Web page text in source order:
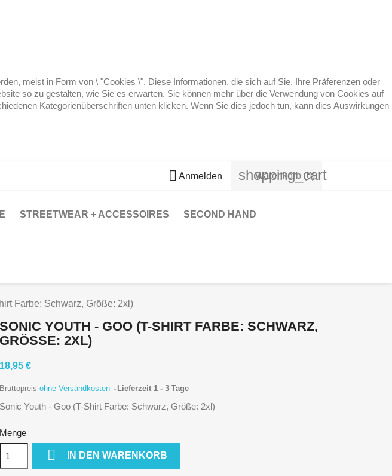
meist in Form von \ "Cookies \". Diese Informationen, die sich auf Sie, Ihre Präferenzen oder
so zu gestalten, wie Sie es erwarten. Sie können mehr über die Verwendung von Cookies auf
Kategorienüberschriften unten klicken. Wenn Sie dies jedoch tun, kann dies Auswirkungen
 Anmelden shopping_cart
Warenkorb (0)
STREETWEAR + ACCESSOIRES SECOND HAND
Farbe: Schwarz, Größe: 2xl)
SONIC YOUTH - GOO (T-SHIRT FARBE: SCHWARZ,
GRÖSSE: 2XL)
18,95 €
Bruttopreis ohne Versandkosten Lieferzeit 1 - 3 Tage
Sonic Youth - Goo (T-Shirt Farbe: Schwarz, Größe: 2xl)
Menge
 IN DEN WARENKORB